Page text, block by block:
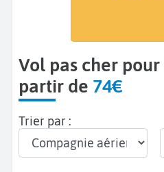
Vol pas cher pour
partir de 74€
Trier par :